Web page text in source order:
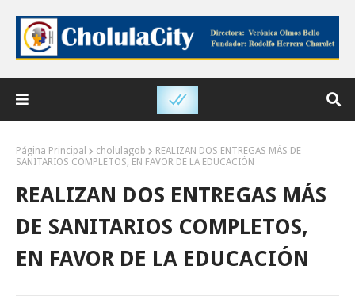
Página Principal cholulagob
REALIZAN DOS ENTREGAS MÁS DE
SANITARIOS COMPLETOS, EN FAVOR DE LA EDUCACIÓN
REALIZAN DOS ENTREGAS MÁS
DE SANITARIOS COMPLETOS,
EN FAVOR DE LA EDUCACIÓN